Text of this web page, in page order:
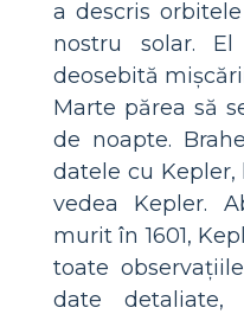
a descris
nostru solar.
deosebită
Marte părea să
de noapte.
datele cu
vedea Kepler.
murit în 1601,
toate
date detaliate,